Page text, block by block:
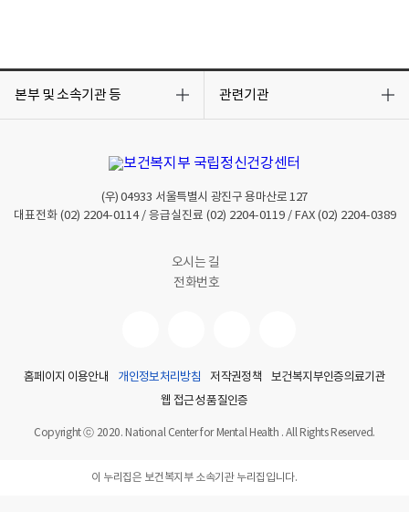
본부 및 소속기관 등
기
관련기관
기
(우)04933 서울특별시 광진구 용마산로 127
대표전화 (02) 2204-0114/ 응급실진료 (02) 2204-0119/ FAX (02) 2204-0389
오시는 길
전화번호
홈페이지 이용안내 개인정보처리방침 저작권정책
보건복지부인증의료기관
웹 접근성 품질인증
Copyright ⓒ 2020. National Center for Mental Health . All Rights Reserved.
이 누리집은 보건복지부 소속기관 누리집입니다.